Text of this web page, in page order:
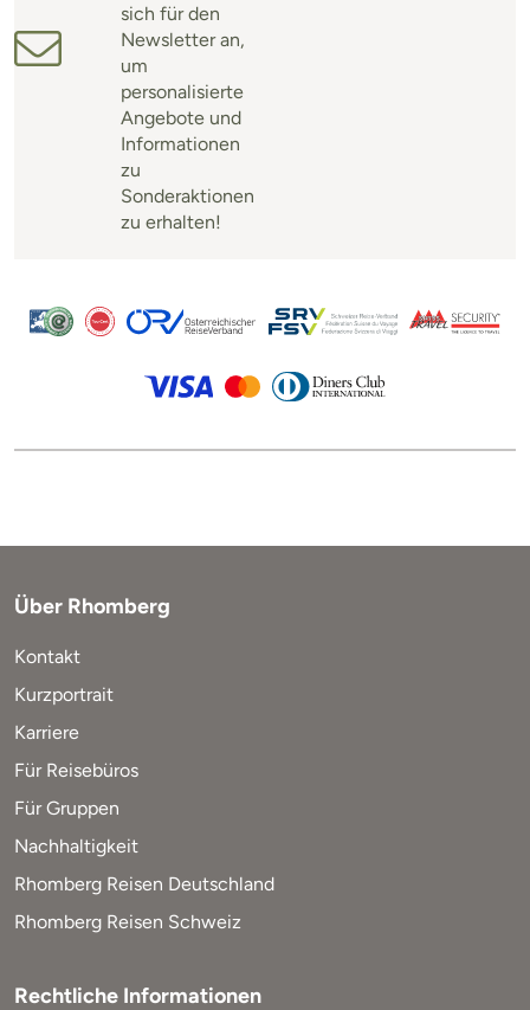
sich für den
Newsletter an,
um
personalisierte
Angebote und
Informationen
zu
Sonderaktionen
zu erhalten!
Über Rhomberg
Kontakt
Kurzportrait
Karriere
Für Reisebüros
Für Gruppen
Nachhaltigkeit
Rhomberg Reisen Deutschland
Rhomberg Reisen Schweiz
Rechtliche Informationen